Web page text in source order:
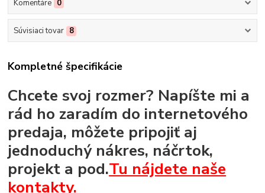
Komentáre 0
Súvisiaci tovar 8
Kompletné špecifikácie
Chcete svoj rozmer? Napíšte mi a
rád ho zaradím do internetového
predaja, môžete pripojiť aj
jednoduchý nákres, náčrtok,
projekt a pod.Tu nájdete naše
kontakty.